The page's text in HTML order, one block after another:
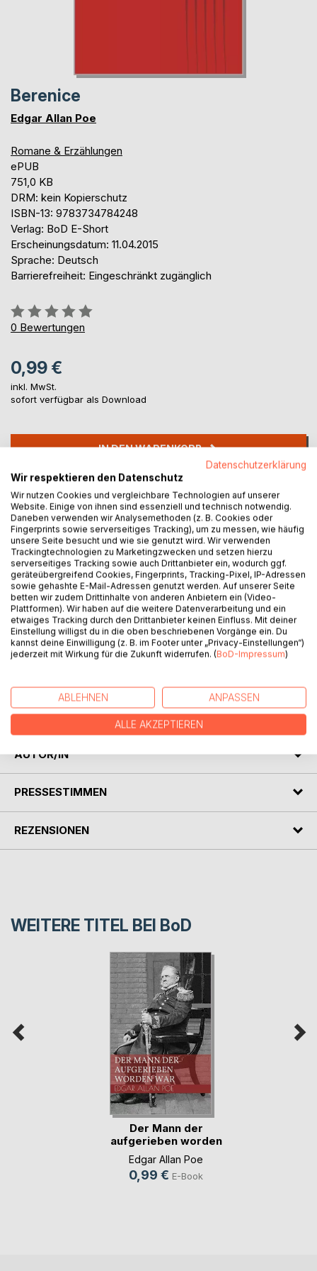
Berenice
Edgar Allan Poe
Romane & Erzählungen
ePUB
751,0 KB
DRM: kein Kopierschutz
ISBN-13: 9783734784248
Verlag: BoD E-Short
Erscheinungsdatum: 11.04.2015
Sprache: Deutsch
Barrierefreiheit: Eingeschränkt zugänglich
Bewertung::
0%
0 Bewertungen
0,99 €
inkl. MwSt.
sofort verfügbar als Download
IN DEN WARENKORB
Auf die Merkliste
Titel bewerten
BESCHREIBUNG
"Berenice" ist eine 1835 veröffentlichte Erzählung von
Erzählers in eine geistige Krankheit geschildert, die ihn
schließlich eine grauenvolle Tat begehen lässt – ohne dass
er sich dessen erinnern kann.
AUTOR/IN
PRESSESTIMMEN
REZENSIONEN
WEITERE TITEL BEI BoD
Der Mann der
aufgerieben worden
war
Edgar Allan Poe
0,99 € E-Book
Datenschutzerklärung
Wir respektieren den Datenschutz
Wir nutzen Cookies und vergleichbare Technologien auf unserer
Website. Einige von ihnen sind essenziell und technisch notwendig.
Daneben verwenden wir Analysemethoden (z. B. Cookies oder
Fingerprints sowie serverseitiges Tracking), um zu messen, wie häufig
unsere Seite besucht und wie sie genutzt wird. Wir verwenden
Trackingtechnologien zu Marketingzwecken und setzen hierzu
serverseitiges Tracking sowie auch Drittanbieter ein, wodurch ggf.
geräteübergreifend Cookies, Fingerprints, Tracking-Pixel, IP-Adressen
sowie gehashte E-Mail-Adressen genutzt werden. Auf unserer Seite
betten wir zudem Drittinhalte von anderen Anbietern ein (Video-
Plattformen). Wir haben auf die weitere Datenverarbeitung und ein
etwaiges Tracking durch den Drittanbieter keinen Einfluss. Mit deiner
Einstellung willigst du in die oben beschriebenen Vorgänge ein. Du
kannst deine Einwilligung (z. B. im Footer unter „Privacy-Einstellungen“)
jederzeit mit Wirkung für die Zukunft widerrufen. (BoD-Impressum)
ABLEHNEN ANPASSEN
ALLE AKZEPTIEREN